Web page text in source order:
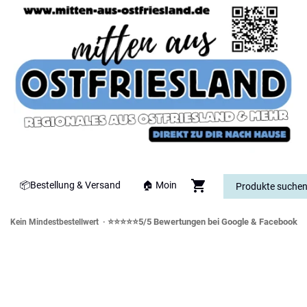
📦Bestellung & Versand 🏠 Moin
Kein Mindestbestellwert · ⭐⭐⭐⭐⭐5/5 Bewertungen bei Google & Facebook